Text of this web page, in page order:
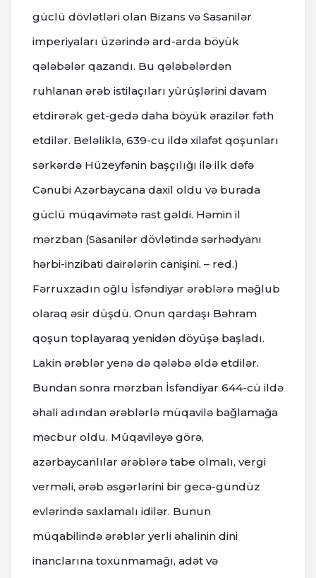
güclü dövlətləri olan Bizans və Sasanilər
imperiyaları üzərində ard-arda böyük
qələbələr qazandı. Bu qələbələrdən
ruhlanan ərəb istilaçıları yürüşlərini davam
etdirərək get-gedə daha böyük ərazilər fəth
etdilər. Beləliklə, 639-cu ildə xilafət qoşunları
sərkərdə Hüzeyfənin başçılığı ilə ilk dəfə
Cənubi Azərbaycana daxil oldu və burada
güclü müqavimətə rast gəldi. Həmin il
mərzban (Sasanilər dövlətində sərhədyanı
hərbi-inzibati dairələrin canişini. – red.)
Fərruxzadın oğlu İsfəndiyar ərəblərə məğlub
olaraq əsir düşdü. Onun qardaşı Bəhram
qoşun toplayaraq yenidən döyüşə başladı.
Lakin ərəblər yenə də qələbə əldə etdilər.
Bundan sonra mərzban İsfəndiyar 644-cü ildə
əhali adından ərəblərlə müqavilə bağlamağa
məcbur oldu. Müqaviləyə görə,
azərbaycanlılar ərəblərə tabe olmalı, vergi
verməli, ərəb əsgərlərini bir gecə-gündüz
evlərində saxlamalı idilər. Bunun
müqabilində ərəblər yerli əhalinin dini
inanclarına toxunmamağı, adət və